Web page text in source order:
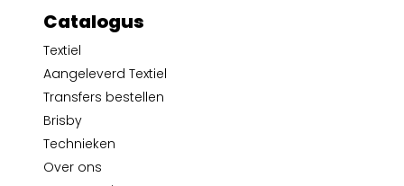
Catalogus
Textiel
Aangeleverd Textiel
Transfers bestellen
Brisby
Technieken
Over ons